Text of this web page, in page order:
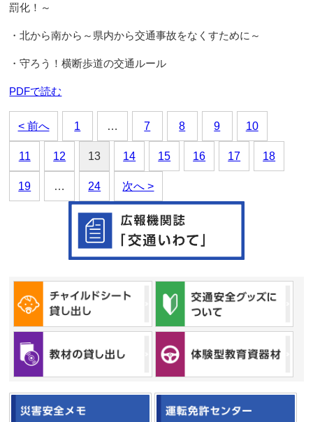
罰化！～
・北から南から～県内から交通事故をなくすために～
・守ろう！横断歩道の交通ルール
PDFで読む
< 前へ 1 … 7 8 9 10
11 12 13 14 15 16 17 18
19 … 24 次へ >